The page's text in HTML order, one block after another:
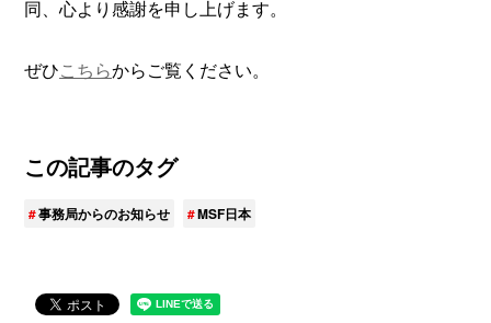
同、心より感謝を申し上げます。
ぜひこちらからご覧ください。
この記事のタグ
事務局からのお知らせ MSF日本